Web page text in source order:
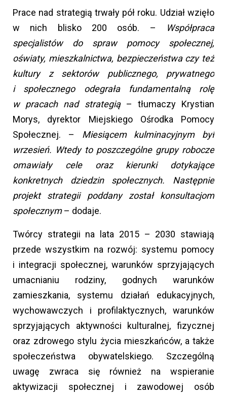
Prace nad strategią trwały pół roku. Udział wzięło
w nich blisko 200 osób. –
Współpraca
specjalistów do spraw pomocy społecznej,
oświaty, mieszkalnictwa, bezpieczeństwa czy też
kultury z sektorów publicznego, prywatnego
i społecznego odegrała fundamentalną rolę
w pracach nad strategią– tłumaczy Krystian
Morys, dyrektor Miejskiego Ośrodka Pomocy
Społecznej. – Miesiącem kulminacyjnym był
wrzesień. Wtedy to poszczególne grupy robocze
omawiały cele oraz kierunki dotykające
konkretnych dziedzin społecznych. Następnie
projekt strategii poddany został konsultacjom
społecznym– dodaje.
Twórcy strategii na lata 2015 – 2030 stawiają
przede wszystkim na rozwój: systemu pomocy
i integracji społecznej, warunków sprzyjających
umacnianiu rodziny, godnych warunków
zamieszkania, systemu działań edukacyjnych,
wychowawczych i profilaktycznych, warunków
sprzyjających aktywności kulturalnej, fizycznej
oraz zdrowego stylu życia mieszkańców, a także
społeczeństwa obywatelskiego. Szczególną
uwagę zwraca się również na wspieranie
aktywizacji społecznej i zawodowej osób